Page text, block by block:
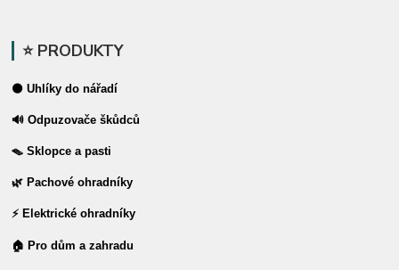
⭐ PRODUKTY
⚫ Uhlíky do nářadí
🔊 Odpuzovače škůdců
🪤 Sklopce a pasti
🌿 Pachové ohradníky
⚡ Elektrické ohradníky
🏠 Pro dům a zahradu